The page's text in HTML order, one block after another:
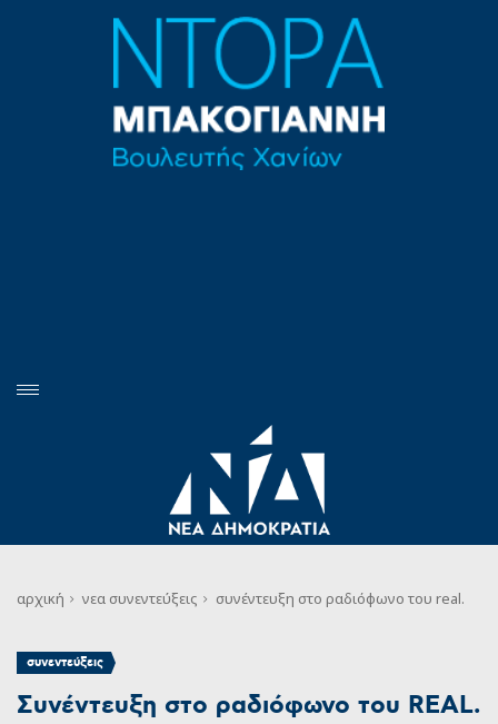
αρχική νεα συνεντεύξεις συνέντευξη στο ραδιόφωνο του real.
συνεντεύξεις
Συνέντευξη στο ραδιόφωνο του REAL.